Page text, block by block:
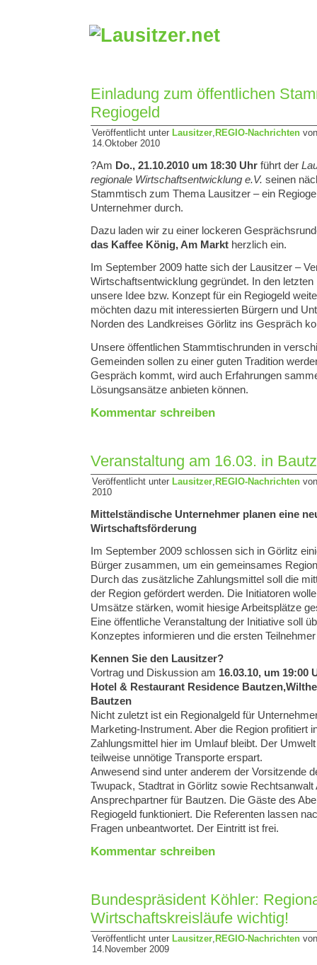
Einladung zum öffentlichen
Regiogeld
Veröffentlicht unter Lausitzer, REGIO-Nachrichtenvon
14.Oktober 2010
?Am Do., 21.10.2010 um 18:30 Uhrführt der
regionale Wirtschaftsentwicklung e.V. seinen
Stammtisch zum Thema Lausitzer – ein
Unternehmer durch.
Dazu laden wir zu einer lockeren
das Kaffee König, Am Marktherzlich ein.
Im September 2009 hatte sich der Lausitzer –
Wirtschaftsentwicklung gegründet. In den letzten
unsere Idee bzw. Konzept für ein Regiogeld
möchten dazu mit interessierten Bürgern und
Norden des Landkreises Görlitz ins Gespräch
Unsere öffentlichen Stammtischrunden in
Gemeinden sollen zu einer guten Tradition
Gespräch kommt, wird auch Erfahrungen
Lösungsansätze anbieten können.
Kommentar schreiben
Veranstaltung am 16.03. in
Veröffentlicht unter Lausitzer, REGIO-Nachrichtenvon
2010
Mittelständische Unternehmer planen eine
Wirtschaftsförderung
Im September 2009 schlossen sich in Görlitz
Bürger zusammen, um ein gemeinsames
Durch das zusätzliche Zahlungsmittel soll die
der Region gefördert werden. Die Initiatoren
Umsätze stärken, womit hiesige Arbeitsplätze
Eine öffentliche Veranstaltung der Initiative soll
Konzeptes informieren und die ersten
Kennen Sie den Lausitzer?
Vortrag und Diskussion am 16.03.10, um 19:00
Hotel & Restaurant Residence
Bautzen
Nicht zuletzt ist ein Regionalgeld für
Marketing-Instrument. Aber die Region profitiert
Zahlungsmittel hier im Umlauf bleibt. Der
teilweise unnötige Transporte erspart.
Anwesend sind unter anderem der Vorsitzende
Twupack, Stadtrat in Görlitz sowie Rechtsanwalt
Ansprechpartner für Bautzen. Die Gäste des
Regiogeld funktioniert. Die Referenten lassen
Fragen unbeant­wortet. Der Eintritt ist frei.
Kommentar schreiben
Bundespräsident Köhler:
Wirtschaftskreisläufe wichtig!
Veröffentlicht unter Lausitzer, REGIO-Nachrichtenvon
14.November 2009